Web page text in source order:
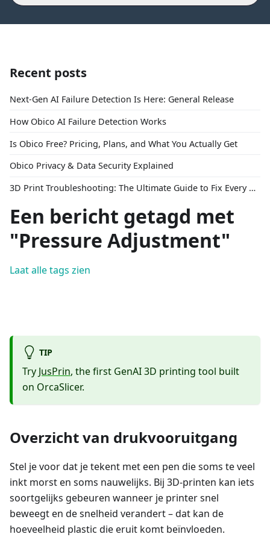
Recent posts
Next-Gen AI Failure Detection Is Here: General Release
How Obico AI Failure Detection Works
Is Obico Free? Pricing, Plans, and What You Actually Get
Obico Privacy & Data Security Explained
3D Print Troubleshooting: The Ultimate Guide to Fix Every Common Problem [2026]
Een bericht getagd met
"Pressure Adjustment"
Laat alle tags zien
TIP
Try JusPrin, the first GenAI 3D printing tool built
on OrcaSlicer.
Overzicht van drukvooruitgang
Stel je voor dat je tekent met een pen die soms te veel
inkt morst en soms nauwelijks. Bij 3D-printen kan iets
soortgelijks gebeuren wanneer je printer snel
beweegt en de snelheid verandert – dat kan de
hoeveelheid plastic die eruit komt beïnvloeden.